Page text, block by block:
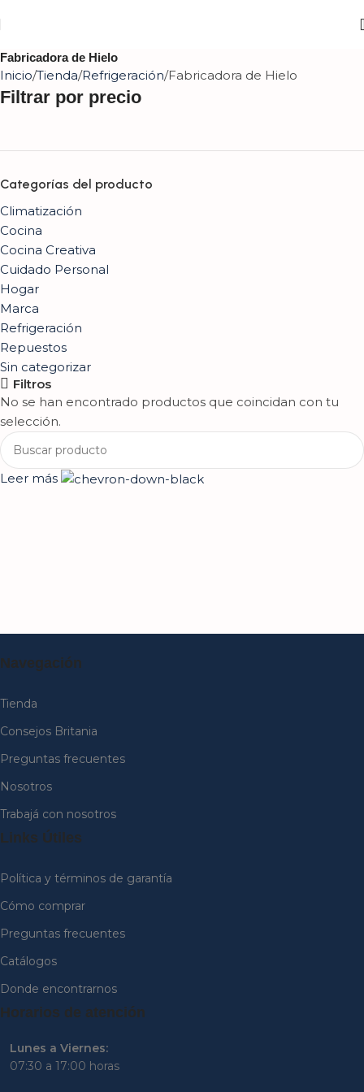
Fabricadora de Hielo
Inicio Tienda Refrigeración Fabricadora de Hielo
Filtrar por precio
Categorías del producto
Climatización
Cocina
Cocina Creativa
Cuidado Personal
Hogar
Marca
Refrigeración
Repuestos
Sin categorizar
Filtros
No se han encontrado productos que coincidan con tu
selección.
Leer más
Navegación
Tienda
Consejos Britania
Preguntas frecuentes
Nosotros
Trabajá con nosotros
Links Útiles
Política y términos de garantía
Cómo comprar
Preguntas frecuentes
Catálogos
Donde encontrarnos
Horarios de atención
Lunes a Viernes:
07:30 a 17:00 horas